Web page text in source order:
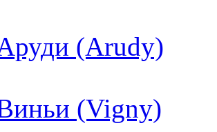
(Arudy)
(Vigny)